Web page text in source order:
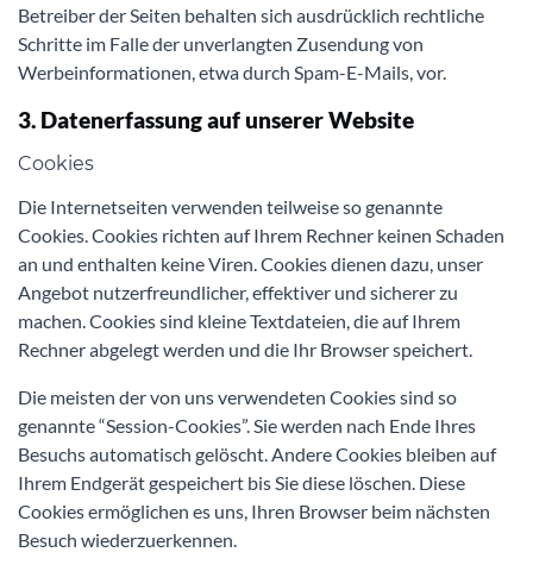
Betreiber der Seiten behalten sich ausdrücklich rechtliche
Schritte im Falle der unverlangten Zusendung von
Werbeinformationen, etwa durch Spam-E-Mails, vor.
3. Datenerfassung auf unserer Website
Cookies
Die Internetseiten verwenden teilweise so genannte
Cookies. Cookies richten auf Ihrem Rechner keinen Schaden
an und enthalten keine Viren. Cookies dienen dazu, unser
Angebot nutzerfreundlicher, effektiver und sicherer zu
machen. Cookies sind kleine Textdateien, die auf Ihrem
Rechner abgelegt werden und die Ihr Browser speichert.
Die meisten der von uns verwendeten Cookies sind so
genannte “Session-Cookies”. Sie werden nach Ende Ihres
Besuchs automatisch gelöscht. Andere Cookies bleiben auf
Ihrem Endgerät gespeichert bis Sie diese löschen. Diese
Cookies ermöglichen es uns, Ihren Browser beim nächsten
Besuch wiederzuerkennen.